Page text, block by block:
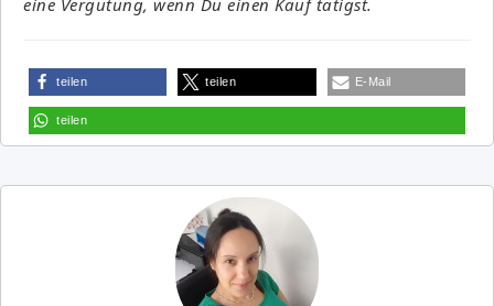
teilen teilen E-Mail
teilen